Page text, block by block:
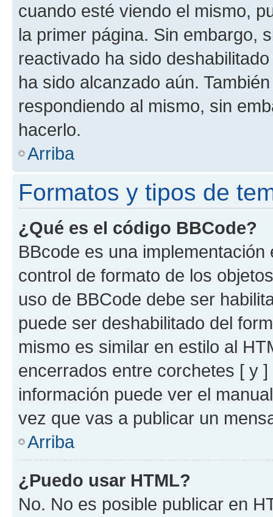
cuando esté viendo el mismo,
la primer página. Sin embargo,
reactivado ha sido
ha sido alcanzado aún.
respondiendo al mismo, sin
hacerlo.
Arriba
Formatos y tipos de
¿Qué es el código BBCode?
BBcode es una
control de formato de los
uso de BBCode debe ser
puede ser deshabilitado del
mismo es similar en estilo al
encerrados entre corchetes [ y
información puede ver el
vez que vas a publicar un
Arriba
¿Puedo usar HTML?
No. No es posible publicar en